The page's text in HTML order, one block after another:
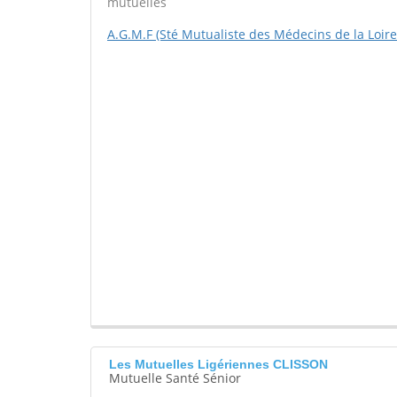
A.G.M.F (Sté Mutualiste des Médecins de la
Les Mutuelles Ligériennes CLISSON
Mutuelle Santé Sénior